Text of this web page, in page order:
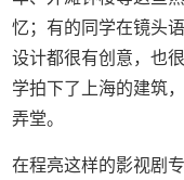
忆；有的同学在镜头
设计都很有创意，也
学拍下了上海的建筑
弄堂。
在程亮这样的影视剧